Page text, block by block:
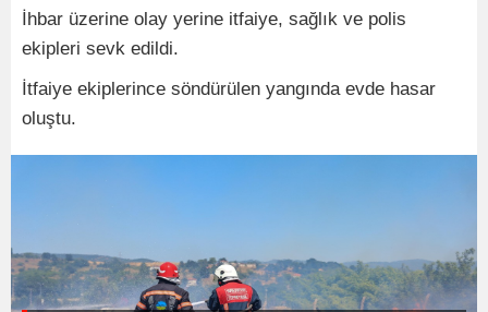
İhbar üzerine olay yerine itfaiye, sağlık ve polis
ekipleri sevk edildi.
İtfaiye ekiplerince söndürülen yangında evde hasar
oluştu.